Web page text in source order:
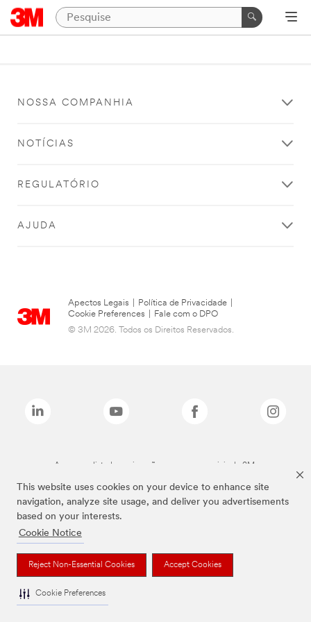
This website uses cookies on your device to enhance site
navigation, analyze site usage, and deliver you advertisements
based on your interests.
Cookie Notice
Reject Non-Essential Cookies Accept Cookies
Cookie Preferences
NOSSA COMPANHIA
NOTÍCIAS
REGULATÓRIO
AJUDA
Apectos Legais Política de Privacidade
Cookie Preferences
Fale com o DPO
© 3M 2026. Todos os Direitos Reservados.
As marcas listadas a cima são marcas comerciais da 3M.